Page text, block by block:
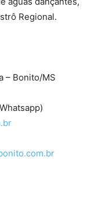
Regional.
– Bonito/MS
br